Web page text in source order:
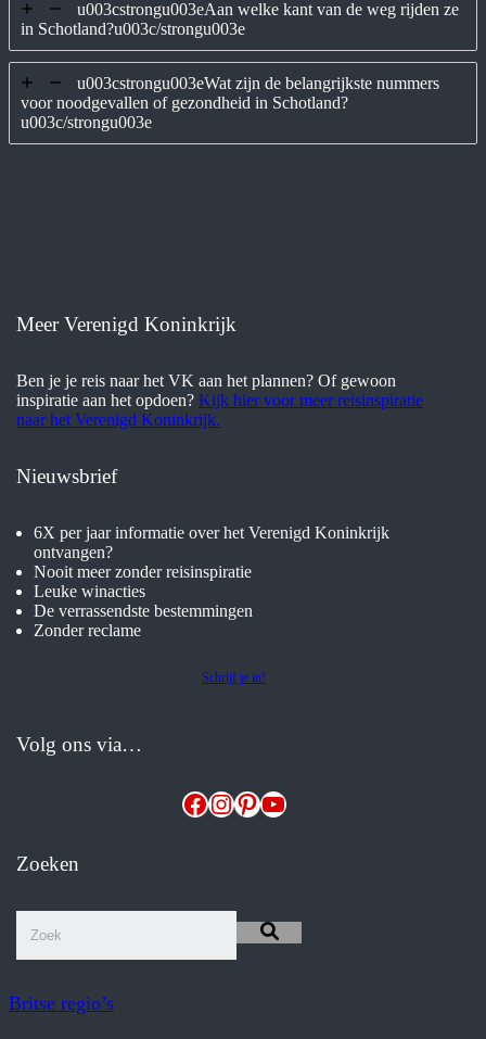
u003cstrongu003eAan welke kant van de weg rijden ze
in Schotland?u003c/strongu003e
u003cstrongu003eWat zijn de belangrijkste nummers
voor noodgevallen of gezondheid in Schotland?
u003c/strongu003e
Meer Verenigd Koninkrijk
Ben je je reis naar het VK aan het plannen? Of gewoon
inspiratie aan het opdoen?Kijk hier voor meer reisinspiratie
naar het Verenigd Koninkrijk.
Nieuwsbrief
6X per jaar informatie over het Verenigd Koninkrijk
ontvangen?
Nooit meer zonder reisinspiratie
Leuke winacties
De verrassendste bestemmingen
Zonder reclame
Schrijf je in!
Volg ons via…
Facebook
Instagram
Pinterest
YouTube
Zoeken
Britse regio’s